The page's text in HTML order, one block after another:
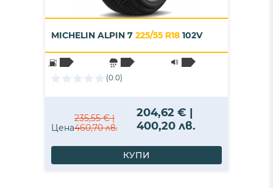
MICHELIN ALPIN 7 225/55 R18 102V
(0.0)
Цена
235,55 € |
460,70 лв.
204,62 € |
400,20 лв.
КУПИ